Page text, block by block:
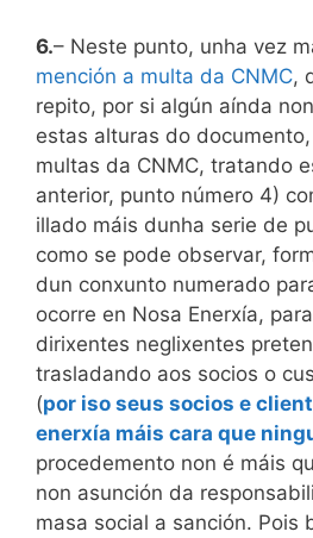
6.– Neste punto, unha vez
mención a multa da CNMC,
repito, por si algún aínda
estas alturas do
multas da CNMC, tratando
anterior, punto número 4)
illado máis dunha serie de
como se pode observar,
dun conxunto numerado
ocorre en Nosa Enerxía,
dirixentes neglixentes
trasladando aos socios o
(por iso seus socios e
enerxía máis cara que
procedemento non é máis
non asunción da
masa social a sanción. Pois